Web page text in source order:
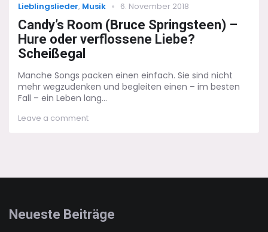
Categories
Lieblingslieder, Musik
Posted
6. November 2018
Candy’s Room (Bruce Springsteen) –
Hure oder verflossene Liebe?
Scheißegal
Manche Songs packen einen einfach. Sie sind nicht
mehr wegzudenken und begleiten einen – im besten
Fall – ein Leben lang...
Leave a commenton
Liebe?
Scheißegal
Neueste Beiträge